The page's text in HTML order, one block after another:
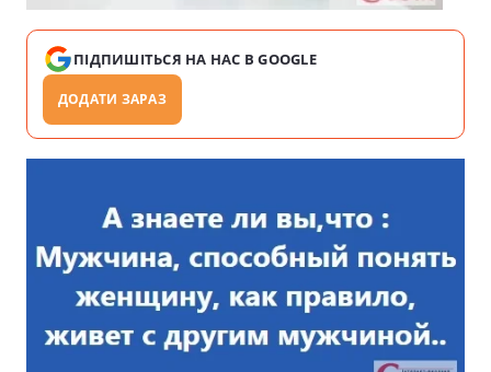
ПІДПИШІТЬСЯ НА НАС В GOOGLE
ДОДАТИ ЗАРАЗ